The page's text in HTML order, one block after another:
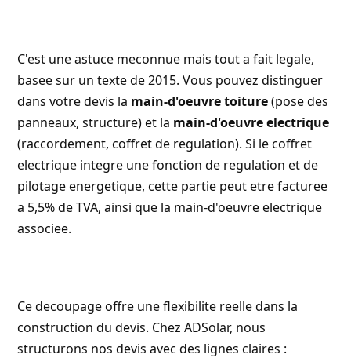
C'est une astuce meconnue mais tout a fait legale,
basee sur un texte de 2015. Vous pouvez distinguer
dans votre devis la main-d'oeuvre toiture(pose des
panneaux, structure) et la main-d'oeuvre electrique
(raccordement, coffret de regulation). Si le coffret
electrique integre une fonction de regulation et de
pilotage energetique, cette partie peut etre facturee
a 5,5% de TVA, ainsi que la main-d'oeuvre electrique
associee.
Ce decoupage offre une flexibilite reelle dans la
construction du devis. ChezADSolar, nous
structurons nos devis avec des lignes claires :